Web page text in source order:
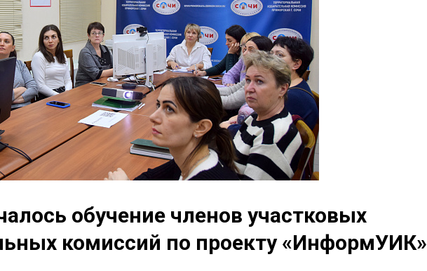
обучение членов участковых
комиссий по проекту «ИнформУИК»